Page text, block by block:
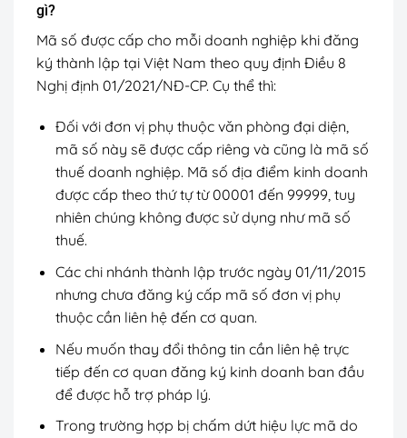
gì?
Mã số được cấp cho mỗi doanh nghiệp khi đăng
ký thành lập tại Việt Nam theo quy định Điều 8
Nghị định 01/2021/NĐ-CP. Cụ thể thì:
Đối với đơn vị phụ thuộc văn phòng đại diện,
mã số này sẽ được cấp riêng và cũng là mã số
thuế doanh nghiệp. Mã số địa điểm kinh doanh
được cấp theo thứ tự từ 00001 đến 99999, tuy
nhiên chúng không được sử dụng như mã số
thuế.
Các chi nhánh thành lập trước ngày 01/11/2015
nhưng chưa đăng ký cấp mã số đơn vị phụ
thuộc cần liên hệ đến cơ quan.
Nếu muốn thay đổi thông tin cần liên hệ trực
tiếp đến cơ quan đăng ký kinh doanh ban đầu
để được hỗ trợ pháp lý.
Trong trường hợp bị chấm dứt hiệu lực mã do